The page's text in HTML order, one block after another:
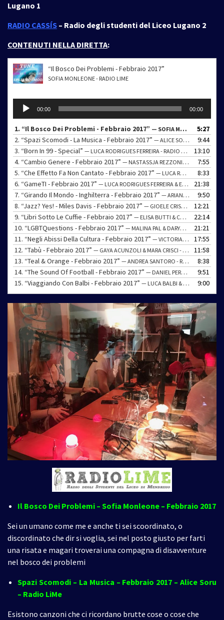
Lugano 1
RADIO CASSÍS – Radio degli studenti del Liceo Lugano 2
CONTENUTI NELLA DIRETTA:
“Il Bosco Dei Problemi - Febbraio 2017”
SOFIA MONLEONE - RADIO LIME
Audio
Player
00:00 00:00
1. “Il Bosco Dei Problemi - Febbraio 2017” — SOFIA MONLEONE - RADIO LIME
5:27
2. “Spazi Scomodi - La Musica - Febbraio 2017” — ALICE SORU - RADIO LIME
9:44
3. “Born In 99 - Special” — LUCA RODRIGUES FERREIRA - RADIO LIME
13:10
4. “Cambio Genere - Febbraio 2017” — NASTASSJA REZZONICO - RADIO CASSÍS
7:55
5. “Che Effetto Fa Non Cantato - Febbraio 2017” — LUCA RODRIGUES FERREIRA - RADIO LIME
8:33
6. “GameTI - Febbraio 2017” — LUCA RODRIGUES FERREIRA & ED HRABI - RADIO LIME
21:38
7. “Girando Il Mondo - Inghilterra - Febbraio 2017” — ARIANNA REZZONICO & MARIJA MIHALJEVIC - RADIO JUNGLECIANI
9:50
8. “Jazz? Yes! - Miles Davis - Febbraio 2017” — GIOELE CRISCI - RADIO CASSÍS
12:21
9. “Libri Sotto Le Cuffie - Febbraio 2017” — ELISA BUTTI & CHIARA SALA - RADIO JUNGLECIANI
22:14
10. “LGBTQuestions - Febbraio 2017” — MALINA PAL & DARYA SHIRYAYEVA AMMANNN
21:21
11. “Negli Abissi Della Cultura - Febbraio 2017” — VICTORIA JEBSEN KERN - RADIO CASSÍS
17:55
12. “Tabù - Febbraio 2017” — GAYA ACUNZOLI & MARA CRISCI - RADIO CASSÍS
11:58
13. “Teal & Orange - Febbraio 2017” — ANDREA SANTORO - RADIO JUNGLECIANI
8:38
14. “The Sound Of Football - Febbraio 2017” — DANIEL PEREZ - RADIO CASSÍS
9:51
15. “Viaggiando Con Balbi - Febbraio 2017” — LUCA BALBI & CÉLINE UFENAST - RADIO LIME 9:00
Il Bosco Dei Problemi – Sofia Monleone – Febbraio 2017
Sei un umano come me e anche ti sei scoordinato, o
discordinato che dir si voglia, sei nel posto giusto per farti
una risata e magari troverai una compagna di disavventure
nel bosco dei problemi
Spazi Scomodi – La Musica – Febbraio 2017 – Alice Soru
– Radio LiMe
Esistono canzoni che ci ricordano brutte cose o cose che